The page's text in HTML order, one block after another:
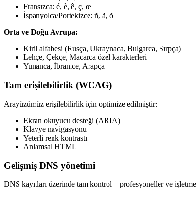
Fransızca: é, è, ê, ç, œ
İspanyolca/Portekizce: ñ, ã, õ
Orta ve Doğu Avrupa:
Kiril alfabesi (Rusça, Ukraynaca, Bulgarca, Sırpça)
Lehçe, Çekçe, Macarca özel karakterleri
Yunanca, İbranice, Arapça
Tam erişilebilirlik (WCAG)
Arayüzümüz erişilebilirlik için optimize edilmiştir:
Ekran okuyucu desteği (ARIA)
Klavye navigasyonu
Yeterli renk kontrastı
Anlamsal HTML
Gelişmiş DNS yönetimi
DNS kayıtları üzerinde tam kontrol – profesyoneller ve